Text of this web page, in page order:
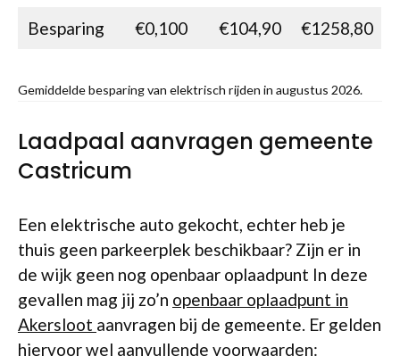
Besparing €0,100 €104,90 €1258,80
Gemiddelde besparing van elektrisch rijden in augustus 2026.
Laadpaal aanvragen gemeente
Castricum
Een elektrische auto gekocht, echter heb je
thuis geen parkeerplek beschikbaar? Zijn er in
de wijk geen nog openbaar oplaadpunt In deze
gevallen mag jij zo’n openbaar oplaadpunt in
Akersloot aanvragen bij de gemeente. Er gelden
hiervoor wel aanvullende voorwaarden: